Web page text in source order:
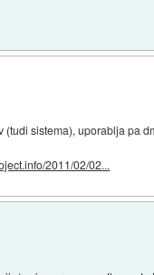
sistema), uporablja pa
2011/02/02...